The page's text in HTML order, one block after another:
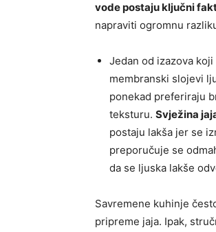
vode postaju ključni
napraviti ogromnu
Jedan od izazova
membranski slojevi
ponekad preferiraju
teksturu. Svježina
postaju lakša jer se
preporučuje se
da se ljuska lakše
Savremene kuhinje
pripreme jaja. Ipak,